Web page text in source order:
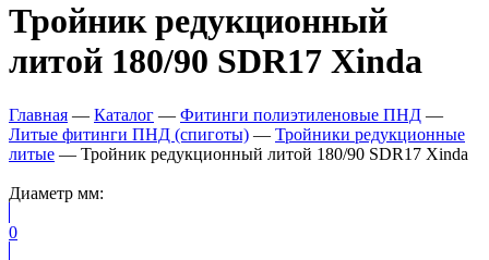
Тройник редукционный
литой 180/90 SDR17 Xinda
Главная — Каталог — Фитинги полиэтиленовые ПНД —
Литые фитинги ПНД (спиготы) — Тройники редукционные
литые — Тройник редукционный литой 180/90 SDR17 Xinda
Диаметр мм:
0